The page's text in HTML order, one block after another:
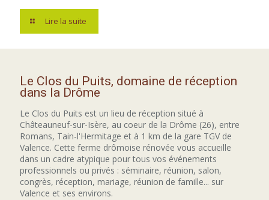
Lire la suite
Le Clos du Puits, domaine de réception
dans la Drôme
Le Clos du Puits est un lieu de réception situé à
Châteauneuf-sur-Isère, au coeur de la Drôme (26), entre
Romans, Tain-l'Hermitage et à 1 km de la gare TGV de
Valence. Cette ferme drômoise rénovée vous accueille
dans un cadre atypique pour tous vos événements
professionnels ou privés : séminaire, réunion, salon,
congrès, réception, mariage, réunion de famille... sur
Valence et ses environs.